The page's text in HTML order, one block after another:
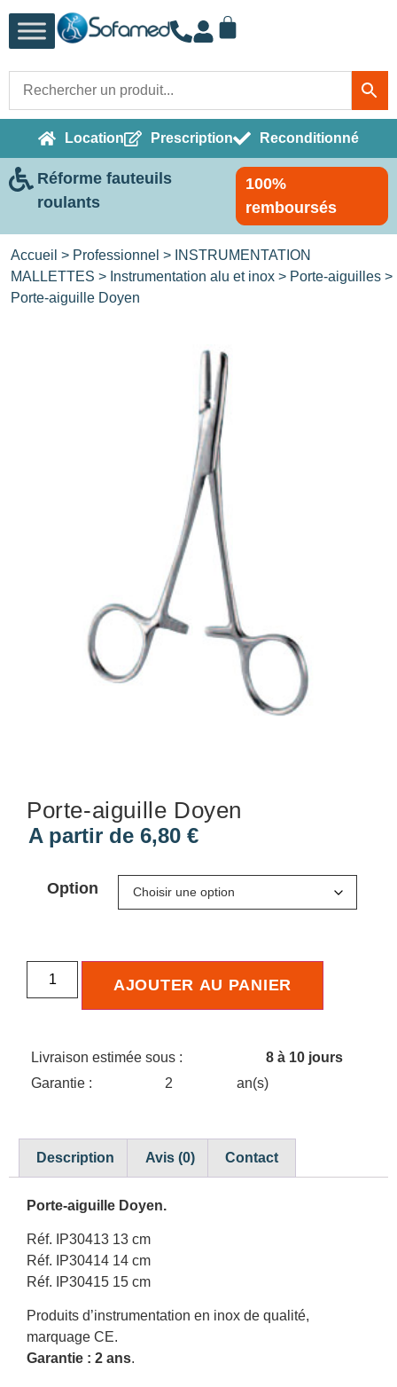
Location Prescription Reconditionné
Réforme fauteuils
roulants
100%
remboursés
Accueil > Professionnel > INSTRUMENTATION
MALLETTES > Instrumentation alu et inox > Porte-aiguilles >
Porte-aiguille Doyen
Porte-aiguille Doyen
A partir de 6,80 €
Option
AJOUTER AU PANIER
Livraison estimée sous :
8 à 10 jours
Garantie :
2 an(s)
Description Avis (0) Contact
Porte-aiguille Doyen.
Réf. IP30413 13 cm
Réf. IP30414 14 cm
Réf. IP30415 15 cm
Produits d’instrumentation en inox de qualité,
marquage CE.
Garantie : 2 ans.